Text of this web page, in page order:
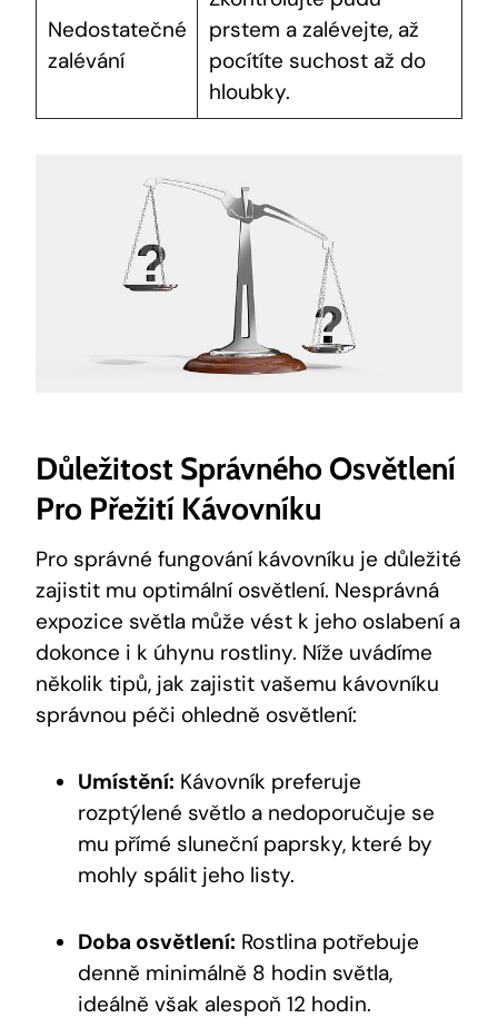
Nedostatečné
zalévání
prstem a zalévejte, až
pocítíte suchost až do
hloubky.
Důležitost Správného Osvětlení
Pro Přežití Kávovníku
Pro správné fungování kávovníku je důležité
zajistit mu optimální osvětlení. Nesprávná
expozice světla může vést k jeho oslabení a
dokonce i k úhynu rostliny. Níže uvádíme
několik tipů, jak zajistit vašemu kávovníku
správnou péči ohledně osvětlení:
Umístění: Kávovník preferuje
rozptýlené světlo a nedoporučuje se
mu přímé sluneční paprsky, které by
mohly spálit jeho listy.
Doba osvětlení: Rostlina potřebuje
denně minimálně 8 hodin světla,
ideálně však alespoň 12 hodin.